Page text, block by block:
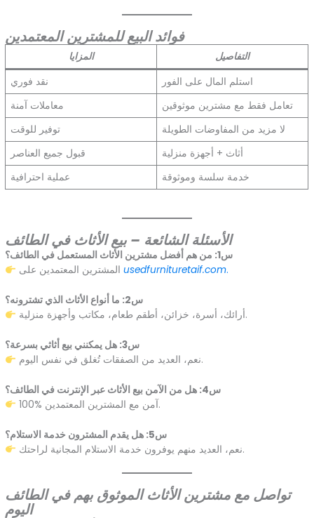
فوائد البيع للمشترين المعتمدين
المزايا
التفاصيل
نقد فوري
استلم المال على الفور
معاملات آمنة
تعامل فقط مع مشترين موثوقين
توفير للوقت
لا مزيد من المفاوضات الطويلة
قبول جميع العناصر
أثاث + أجهزة منزلية
عملية احترافية
خدمة سلسة وموثوقة
الأسئلة الشائعة – بيع الأثاث في الطائف
س1: من هم أفضل مشترين الأثاث المستعمل في الطائف؟
usedfurnituretaif.com.
س2: ما أنواع الأثاث الذي تشترونه؟
أرائك، أسرة، خزائن، أطقم طعام، مكاتب وأجهزة منزلية.
س3: هل يمكنني بيع أثاثي بسرعة؟
نعم، العديد من الصفقات تُغلق في نفس اليوم.
س4: هل من الآمن بيع الأثاث عبر الإنترنت في الطائف؟
100% آمن مع المشترين المعتمدين.
س5: هل يقدم المشترون خدمة الاستلام؟
نعم، العديد منهم يوفرون خدمة الاستلام المجانية لراحتك.
تواصل مع مشترين الأثاث الموثوق بهم في الطائف
اليوم